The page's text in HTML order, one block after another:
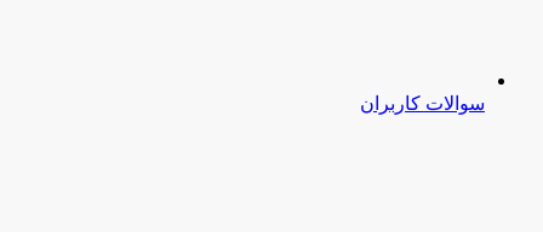
سوالات کاربران